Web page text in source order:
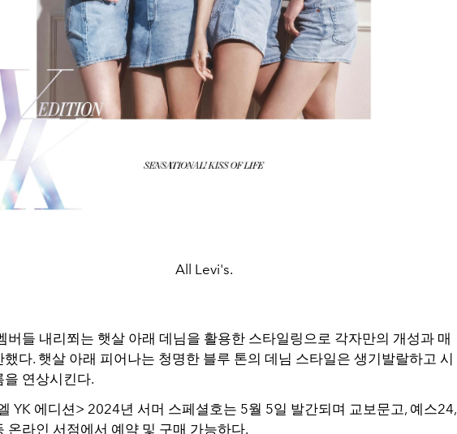
All Levi's.
버들 내리쬐는 햇살 아래 데님을 활용한 스타일링으로 각자만의 개성과 매
했다. 햇살 아래 피어나는 청명한 블루 톤의 데님 스타일은 생기발랄하고 시
을 연상시킨다.
YK 에디션> 2024년 서머 스페셜호는 5월 5일 발간되며 교보문고, 예스24,
온라인 서점에서 예약 및 구매 가능하다.